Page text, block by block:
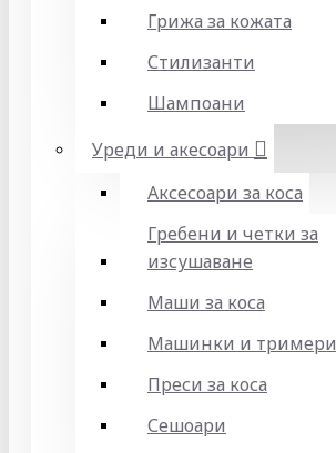
Грижа за кожата
Стилизанти
Шампоани
Уреди и акесоари
Аксесоари за коса
Гребени и четки за
изсушаване
Маши за коса
Машинки и тримери
Преси за коса
Сешоари